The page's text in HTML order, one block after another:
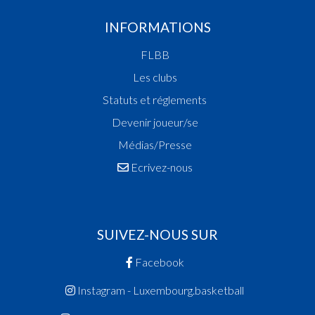
Champion des Fillettes
Vainqueur Coupe de Luxembourg
Champion de Luxembourg
Vainqueur Coupe de Luxembourg
Champion des Espoirs Hommes
Champion de Luxembourg
Champion des Dames
INFORMATIONS
FLBB
Les clubs
Statuts et réglements
Devenir joueur/se
Médias/Presse
Ecrivez-nous
SUIVEZ-NOUS SUR
Facebook
Instagram - Luxembourg.basketball